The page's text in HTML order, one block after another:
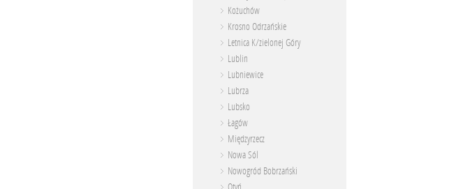
Kożuchów
Krosno Odrzańskie
Letnica K/zielonej Góry
Lublin
Lubniewice
Lubrza
Lubsko
Łagów
Międzyrzecz
Nowa Sól
Nowogród Bobrzański